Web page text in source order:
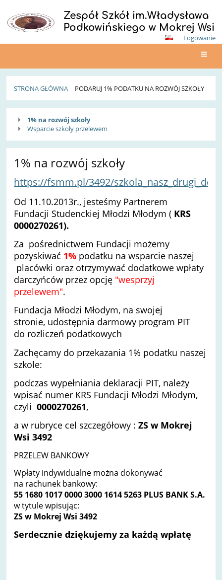
Zespół Szkół im.Władysława
Podkowińskiego w Mokrej Wsi
Logowanie
STRONA GŁÓWNA PODARUJ 1% PODATKU NA ROZWÓJ SZKOŁY
Podaruj
1%
podatku
na
rozwój
szkoły
1% na rozwój szkoły
Wsparcie szkoły przelewem
1% na rozwój szkoły
https://fsmm.pl/3492/szkola_nasz_drugi_dom
Od 11.10.2013r., jesteśmy Partnerem
Fundacji Studenckiej Młodzi Młodym ( KRS
0000270261).
Za pośrednictwem Fundacji możemy
pozyskiwać 1% podatku na wsparcie naszej
placówki oraz otrzymywać dodatkowe wpłaty
darczyńców przez opcję "wesprzyj
przelewem".
Fundacja Młodzi Młodym, na swojej
stronie, udostępnia darmowy program PIT
do rozliczeń podatkowych
Zachęcamy do przekazania 1% podatku naszej
szkole:
podczas wypełniania deklaracji PIT, należy
wpisać numer KRS Fundacji Młodzi Młodym,
czyli 0000270261,
a w rubryce cel szczegółowy :ZS w Mokrej
Wsi 3492
PRZELEW BANKOWY
Wpłaty indywidualne można dokonywać
na rachunek bankowy:
55 1680 1017 0000 3000 1614 5263 PLUS BANK S.A.
w tytule wpisując:
ZS w Mokrej Wsi 3492
Serdecznie dziękujemy za każdą wpłatę